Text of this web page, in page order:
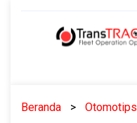
Beranda
Otomotips